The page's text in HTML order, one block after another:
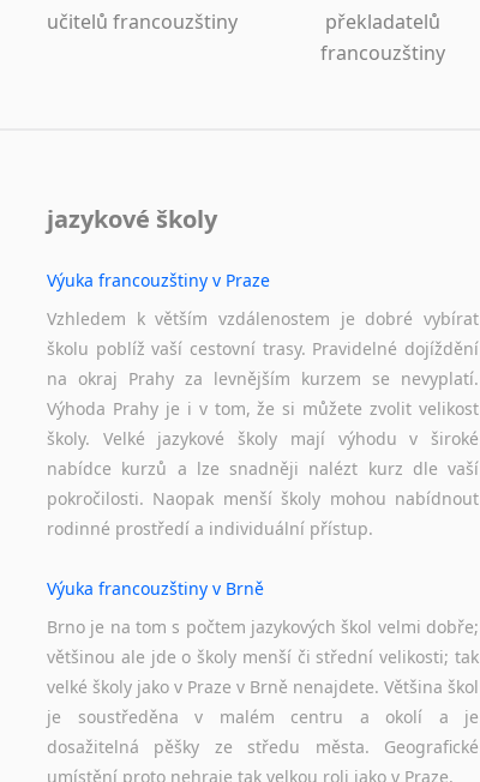
učitelů francouzštiny
překladatelů
francouzštiny
jazykové školy
Výuka francouzštiny v Praze
Vzhledem k větším vzdálenostem je dobré vybírat
školu poblíž vaší cestovní trasy. Pravidelné dojíždění
na okraj Prahy za levnějším kurzem se nevyplatí.
Výhoda Prahy je i v tom, že si můžete zvolit velikost
školy. Velké jazykové školy mají výhodu v široké
nabídce kurzů a lze snadněji nalézt kurz dle vaší
pokročilosti. Naopak menší školy mohou nabídnout
rodinné prostředí a individuální přístup.
Výuka francouzštiny v Brně
Brno je na tom s počtem jazykových škol velmi dobře;
většinou ale jde o školy menší či střední velikosti; tak
velké školy jako v Praze v Brně nenajdete. Většina škol
je soustředěna v malém centru a okolí a je
dosažitelná pěšky ze středu města. Geografické
umístění proto nehraje tak velkou roli jako v Praze.